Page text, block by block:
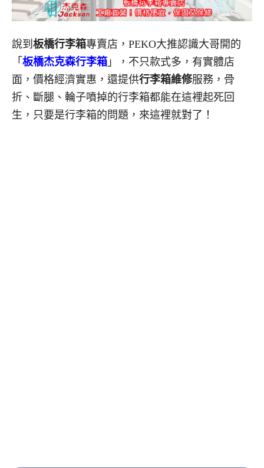
說到 板橋行李箱專賣店，PEKO大推認識大哥開的
「 板橋杰克森行李箱 」，不只款式多，有實體店
面，價格經濟實惠，還提供行李箱維修服務，骨
折、斷腿、輪子噴掉的行李箱都能在這裡起死回
生，只要是行李箱的問題，來這裡就對了！